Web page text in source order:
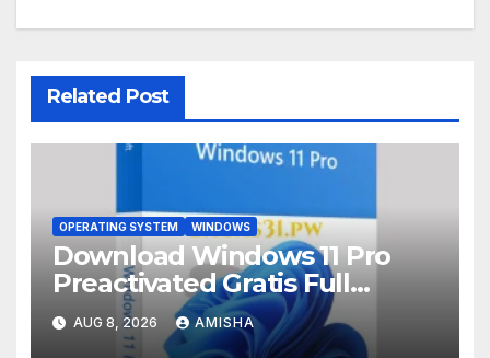
Related Post
OPERATING SYSTEM WINDOWS
Download Windows 11 Pro
Preactivated Gratis Full
Terbaru Version
AUG 8, 2026 AMISHA